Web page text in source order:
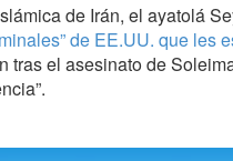
de Irán, el ayatolá
de EE.UU. que les
tras el asesinato de